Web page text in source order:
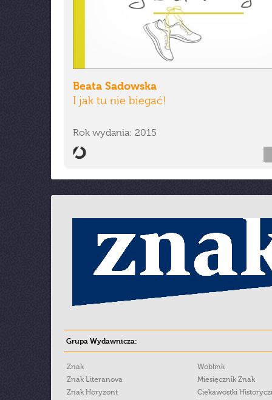
Beata Sadowska
I jak tu nie biegać!
Rok wydania: 2015
Grupa Wydawnicza:
Znak
Znak Literanova
Znak Horyzont
Woblink
Miesięcznik Znak
Ciekawostki